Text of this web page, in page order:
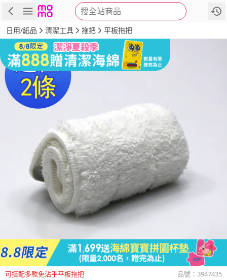
搜全站商品
商品 評價 詳情
日用/紙品 清潔工具 拖把 平板拖把
可搭配多款免沾手平板拖把 品號： 3947435